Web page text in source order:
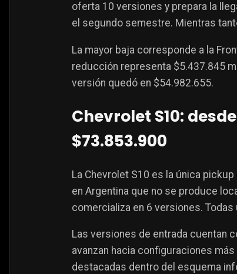
oferta 10 versiones y prepara la
el segundo semestre. Mientras
La mayor baja corresponde a la
reducción representa $5.437.845
versión quedó en $54.982.655.
Chevrolet S10:
$73.853.900
La Chevrolet S10 es la única
en Argentina que no se produce
comercializa en 6 versiones.
Las versiones de entrada cuentan
avanzan hacia configuraciones
destacadas dentro del esquema